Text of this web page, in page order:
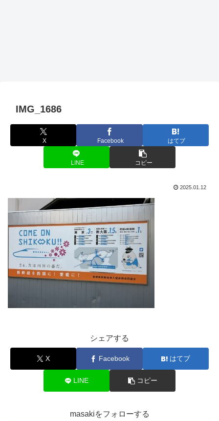
IMG_1686
X Facebook はてブ
LINE コピー
2025.01.12
シェアする
X Facebook はてブ
LINE コピー
masakiをフォローする